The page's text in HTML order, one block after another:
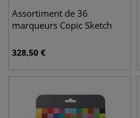
Assortiment de 36
marqueurs Copic Sketch
328,50 €